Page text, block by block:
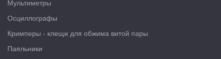
Мультиметры
Осциллографы
Кримперы - клещи для обжима витой пары
Паяльники